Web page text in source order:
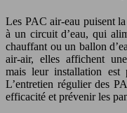
Les PAC air-eau puisent la chaleur de l’air extérieur et la transfèrent
à un circuit d’eau, qui
chauffant ou un ballon
air-air, elles affichent
mais leur installation
L’entretien régulier des
efficacité et prévenir les